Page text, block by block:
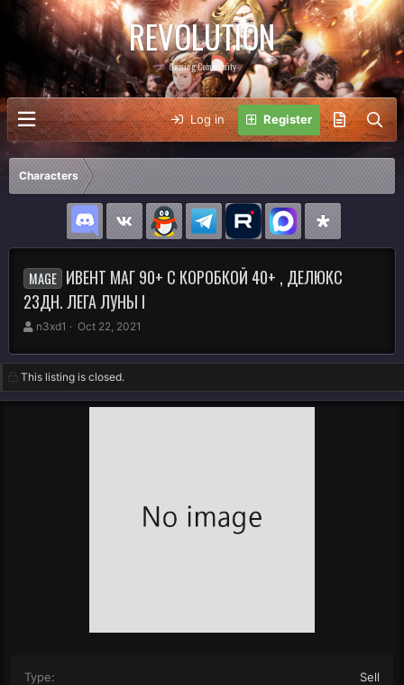
REVOLUTION
Gaming Community
Log in Register
Characters
MAGE ИВЕНТ МАГ 90+ С КОРОБКОЙ 40+ , ДЕЛЮКС
23ДН. ЛЕГА ЛУНЫ I
A
t
h
o
n3xd1
C
e
a
t
Oct 22, 2021
This listing is closed.
Type
Sell